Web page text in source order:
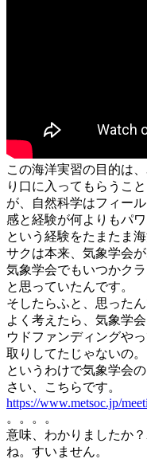
この海洋実習の目的は
り口に入ってもらうこ
が、自然科学はフィー
感と経験が何よりもパ
という経験をたまたま
サクは本来、気象学会が
気象学会でもいつかク
と思っていたんです。
そしたらふと、思ったん
よく考えたら、気象学
ウドファンディングや
取りしてたじゃないの。
というわけで気象学会
さい、こちらです。
https://www.metsoc.jp/
。。。。
意味、わかりましたか
ね。すいません。